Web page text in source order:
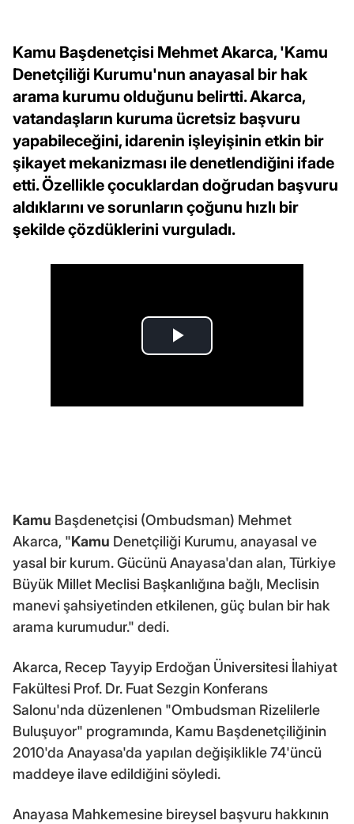
Kamu Başdenetçisi Mehmet Akarca, 'Kamu
Denetçiliği Kurumu'nun anayasal bir hak
arama kurumu olduğunu belirtti. Akarca,
vatandaşların kuruma ücretsiz başvuru
yapabileceğini, idarenin işleyişinin etkin bir
şikayet mekanizması ile denetlendiğini ifade
etti. Özellikle çocuklardan doğrudan başvuru
aldıklarını ve sorunların çoğunu hızlı bir
şekilde çözdüklerini vurguladı.
Kamu Başdenetçisi (Ombudsman) Mehmet
Akarca, "Kamu Denetçiliği Kurumu, anayasal ve
yasal bir kurum. Gücünü Anayasa'dan alan, Türkiye
Büyük Millet Meclisi Başkanlığına bağlı, Meclisin
manevi şahsiyetinden etkilenen, güç bulan bir hak
arama kurumudur." dedi.
Akarca, Recep Tayyip Erdoğan Üniversitesi İlahiyat
Fakültesi Prof. Dr. Fuat Sezgin Konferans
Salonu'nda düzenlenen "Ombudsman Rizelilerle
Buluşuyor" programında, Kamu Başdenetçiliğinin
2010'da Anayasa'da yapılan değişiklikle 74'üncü
maddeye ilave edildiğini söyledi.
Anayasa Mahkemesine bireysel başvuru hakkının